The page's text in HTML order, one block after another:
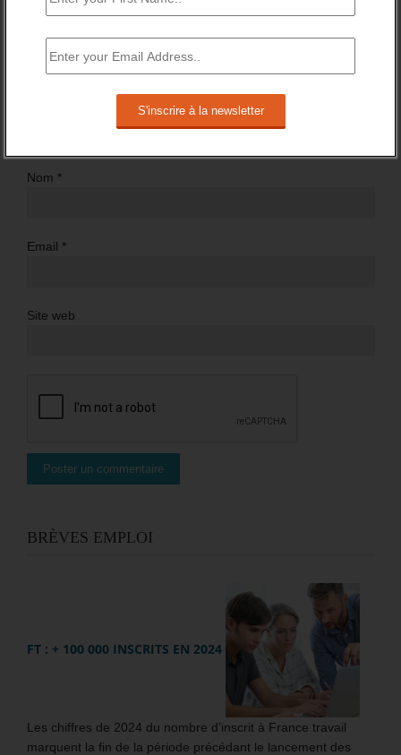
Nom *
Email *
Site web
BRÈVES EMPLOI
FT : + 100 000 INSCRITS EN 2024
Les chiffres de 2024 du nombre d’inscrit à France travail
marquent la fin de la période précédant le lancement des